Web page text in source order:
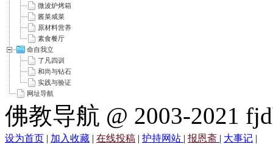
微波炉烤箱
酱菜咸菜
原材料营养
素食餐厅
命自我立
了凡四训
和尚与钻石
实践与验证
网址导航
佛教导航 @ 2003-2021
设为首页 | 加入收藏 | 在线投稿 | 护持网站 | 报恩斋 | 大事记 |